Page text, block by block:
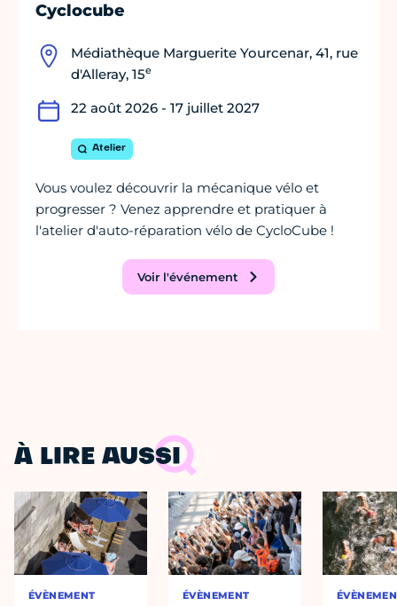
Cyclocube
Médiathèque Marguerite Yourcenar, 41, rue
d'Alleray, 15e
22 août 2026 - 17 juillet 2027
Atelier
Vous voulez découvrir la mécanique vélo et
progresser ? Venez apprendre et pratiquer à
l'atelier d'auto-réparation vélo de CycloCube !
Voir l'événement
À LIRE AUSSI
ÉVÈNEMENT ÉVÈNEMENT